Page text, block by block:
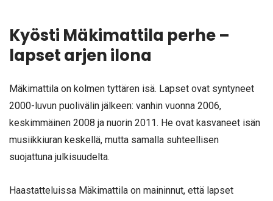
Kyösti Mäkimattila perhe –
lapset arjen ilona
Mäkimattila on kolmen tyttären isä. Lapset ovat syntyneet
2000-luvun puolivälin jälkeen: vanhin vuonna 2006,
keskimmäinen 2008 ja nuorin 2011. He ovat kasvaneet isän
musiikkiuran keskellä, mutta samalla suhteellisen
suojattuna julkisuudelta.
Haastatteluissa Mäkimattila on maininnut, että lapset